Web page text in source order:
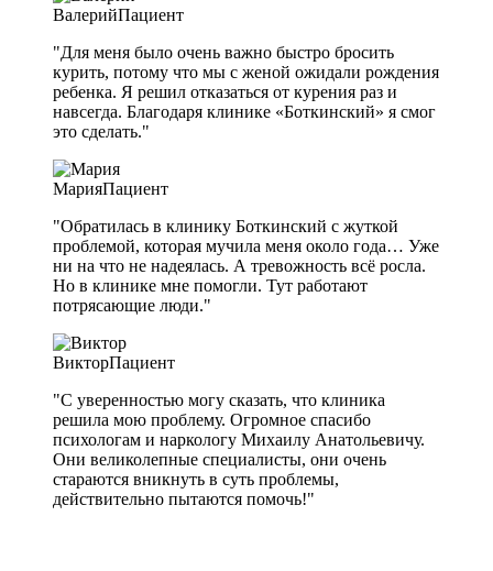
ВалерийПациент
"Для меня было очень важно быстро бросить
курить, потому что мы с женой ожидали рождения
ребенка. Я решил отказаться от курения раз и
навсегда. Благодаря клинике «Боткинский» я смог
это сделать."
МарияПациент
"Обратилась в клинику Боткинский с жуткой
проблемой, которая мучила меня около года… Уже
ни на что не надеялась. А тревожность всё росла.
Но в клинике мне помогли. Тут работают
потрясающие люди."
ВикторПациент
"С уверенностью могу сказать, что клиника
решила мою проблему. Огромное спасибо
психологам и наркологу Михаилу Анатольевичу.
Они великолепные специалисты, они очень
стараются вникнуть в суть проблемы,
действительно пытаются помочь!"